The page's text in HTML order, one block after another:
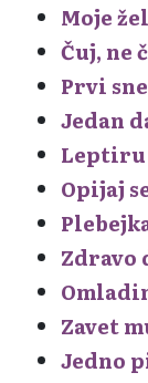
Moje
Čuj, ne
Prvi
Jedan
Leptiru
Opijaj
Zdravo
Zavet
Jedno